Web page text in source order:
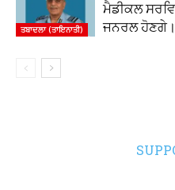
ਤਬਾਦਲਾ (ਤਾਇਨਾਤੀ)
ਮੈਡੀਕਲ
ਜਨਰਲ ਹੋਣਗੇ।